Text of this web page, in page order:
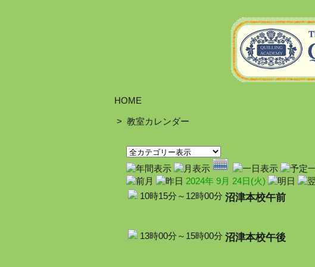
HOME
> 教室カレンダー
2024年 9月 24日(火)
10時15分～12時00分 沼津本校午前
13時00分～15時00分 沼津本校午後